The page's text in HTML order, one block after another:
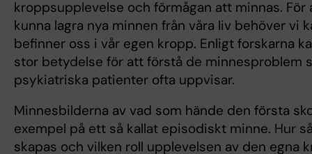
kroppsupplevelse och förmågan att minnas. För
kunna lagra nya minnen från våra liv behöver vi
befinner oss i vår egen kropp. Enligt forskarna
stor betydelse för att förstå de minnesproblem
psykiatriska patienter ofta uppvisar.
Minnesbilderna av vad som hände den första
exempel på ett så kallat episodiskt minne. Hur
skapas och vilken roll upplevelsen av den egna